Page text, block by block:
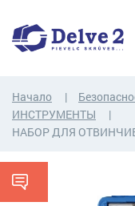
Начало
ИНСТРУМЕНТЫ
НАБОР ДЛЯ